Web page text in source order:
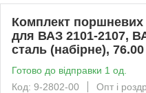
Комплект поршневих
для ВАЗ 2101-2107,
сталь (набірне),
Готово до відправки 1 од.
Код: 9-2802-00
Опт і